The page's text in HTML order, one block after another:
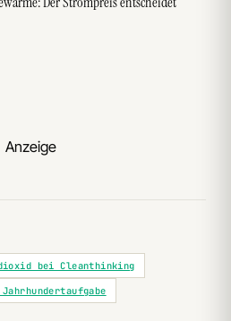
Anzeige
bei Cleanthinking